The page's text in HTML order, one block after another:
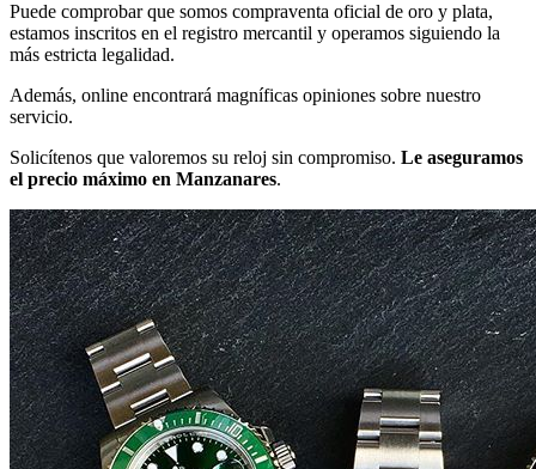
Puede comprobar que somos compraventa oficial de oro y plata,
estamos inscritos en el registro mercantil y operamos siguiendo la
más estricta legalidad.
Además, online encontrará magníficas opiniones sobre nuestro
servicio.
Solicítenos que valoremos su reloj sin compromiso. Le aseguramos
el precio máximo en Manzanares.